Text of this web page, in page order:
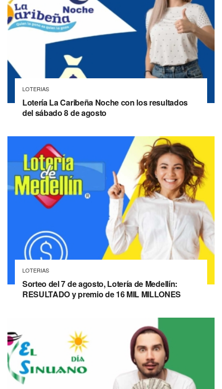
LOTERIAS
Lotería La Caribeña Noche con los resultados
del sábado 8 de agosto
LOTERIAS
Sorteo del 7 de agosto, Lotería de Medellín:
RESULTADO y premio de 16 MIL MILLONES